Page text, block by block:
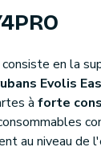
consiste en la
Evolis
à forte
au niveau de